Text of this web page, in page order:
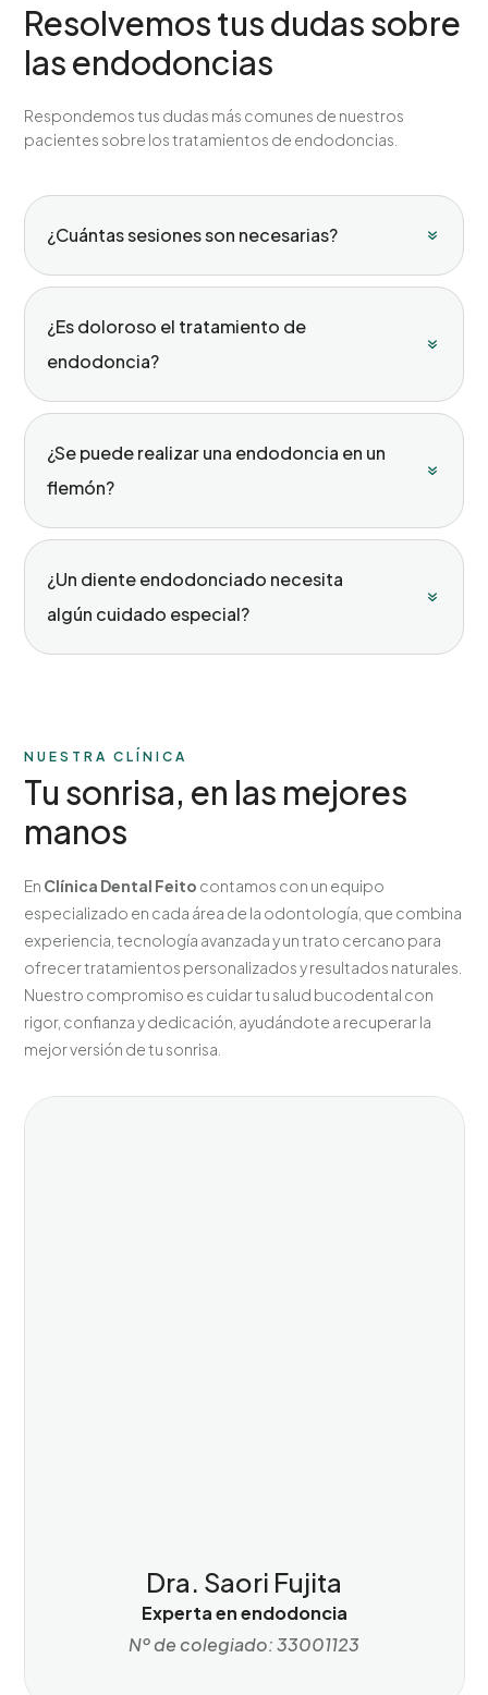
Resolvemos tus dudas sobre
las endodoncias
Respondemos tus dudas más comunes de nuestros
pacientes sobre los tratamientos de endodoncias.
¿Cuántas sesiones son necesarias?
¿Es doloroso el tratamiento de
endodoncia?
¿Se puede realizar una endodoncia en un
flemón?
¿Un diente endodonciado necesita
algún cuidado especial?
NUESTRA CLÍNICA
Tu sonrisa, en las mejores
manos
En Clínica Dental Feito contamos con un equipo
especializado en cada área de la odontología, que combina
experiencia, tecnología avanzada y un trato cercano para
ofrecer tratamientos personalizados y resultados naturales.
Nuestro compromiso es cuidar tu salud bucodental con
rigor, confianza y dedicación, ayudándote a recuperar la
mejor versión de tu sonrisa.
Dra. Saori Fujita
Experta en endodoncia
Nº de colegiado: 33001123